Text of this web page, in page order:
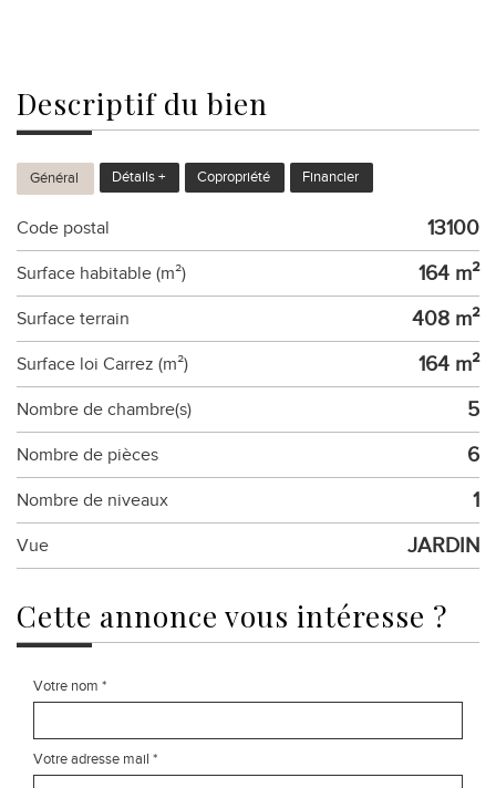
descriptif du bien
Général Détails + Copropriété Financier
Code postal 13100
Surface habitable (m²) 164 m²
surface terrain 408 m²
Surface loi Carrez (m²) 164 m²
Nombre de chambre(s) 5
Nombre de pièces 6
Nombre de niveaux 1
Vue JARDIN
cette annonce vous intéresse ?
Votre nom *
Votre adresse mail *